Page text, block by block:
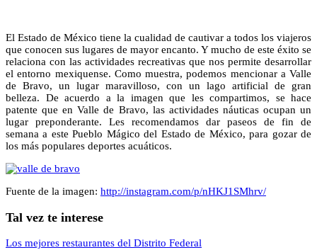
El Estado de México tiene la cualidad de cautivar a todos los viajeros
que conocen sus lugares de mayor encanto. Y mucho de este éxito se
relaciona con las actividades recreativas que nos permite desarrollar
el entorno mexiquense. Como muestra, podemos mencionar a Valle
de Bravo, un lugar maravilloso, con un lago artificial de gran
belleza. De acuerdo a la imagen que les compartimos, se hace
patente que en Valle de Bravo, las actividades náuticas ocupan un
lugar preponderante. Les recomendamos dar paseos de fin de
semana a este Pueblo Mágico del Estado de México, para gozar de
los más populares deportes acuáticos.
Fuente de la imagen: http://instagram.com/p/nHKJ1SMhrv/
Tal vez te interese
Los mejores restaurantes del Distrito Federal